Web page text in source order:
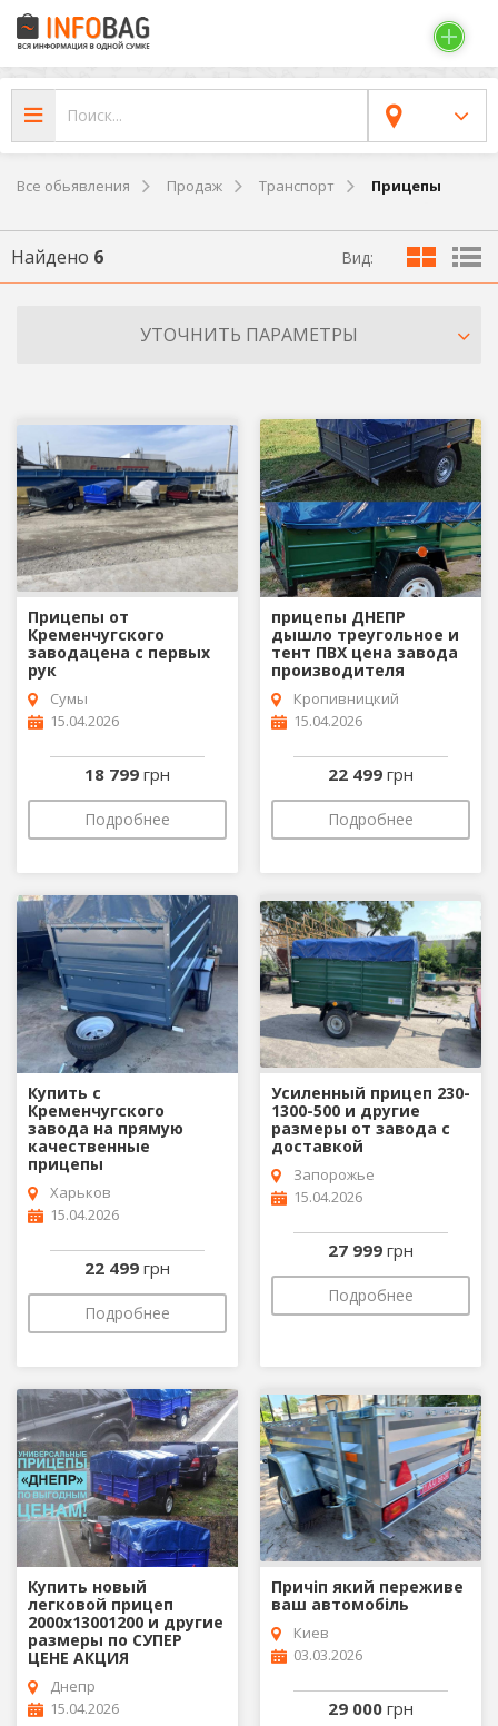
Все обьявления Продаж Транспорт Прицепы
Найдено 6 Вид:
УТОЧНИТЬ ПАРАМЕТРЫ
Прицепы от
Кременчугского
заводацена с первых
рук
Сумы
15.04.2026
18 799 грн
Подробнее
прицепы ДНЕПР
дышло треугольное и
тент ПВХ цена завода
производителя
Кропивницкий
15.04.2026
22 499 грн
Подробнее
Купить с
Кременчугского
завода на прямую
качественные
прицепы
Харьков
15.04.2026
22 499 грн
Подробнее
Усиленный прицеп 230-
1300-500 и другие
размеры от завода с
доставкой
Запорожье
15.04.2026
27 999 грн
Подробнее
Купить новый
легковой прицеп
2000х13001200 и другие
размеры по СУПЕР
ЦЕНЕ АКЦИЯ
Днепр
15.04.2026
Причіп який переживе
ваш автомобіль
Киев
03.03.2026
29 000 грн